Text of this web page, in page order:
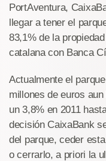
PortAventura,
llegar a tener el
83,1% de la
catalana con Banca
Actualmente el
millones de euros
un 3,8% en 2011
decisión CaixaBank
del parque, ceder
o cerrarlo, a priori la